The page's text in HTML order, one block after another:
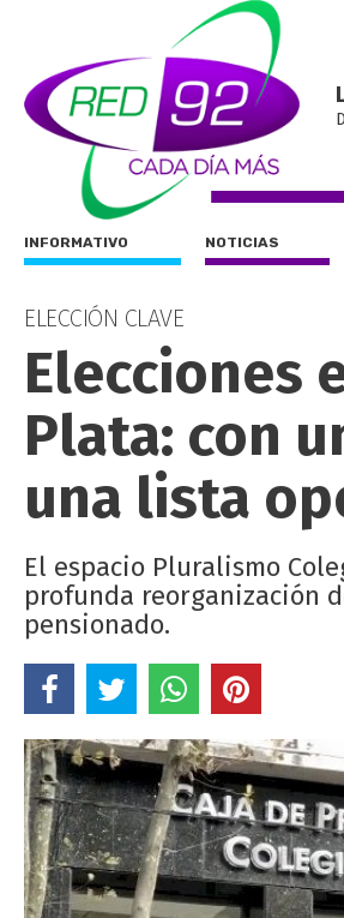
INFORMATIVO NOTICIAS
ELECCIÓN CLAVE
Elecciones
Plata: con
una lista
El espacio Pluralismo
profunda reorganización
pensionado.